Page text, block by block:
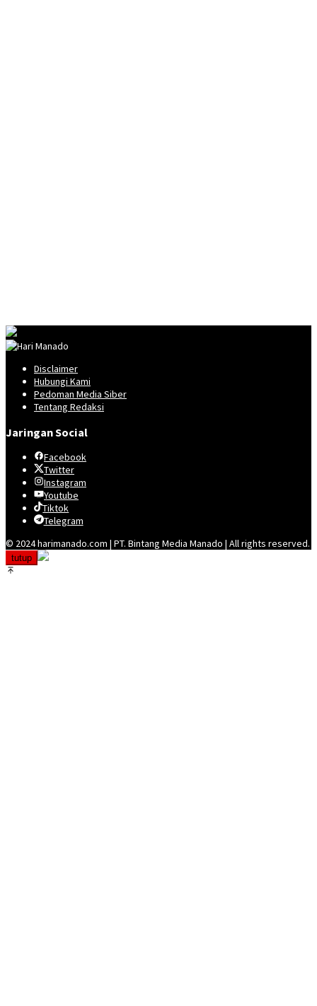
Disclaimer
Hubungi Kami
Pedoman Media Siber
Tentang Redaksi
Jaringan Social
Facebook
Twitter
Instagram
Youtube
Tiktok
Telegram
© 2024 harimanado.com | PT. Bintang Media Manado | All rights reserved.
tutup